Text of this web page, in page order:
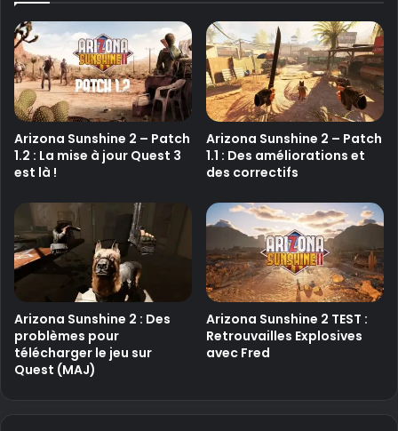
Arizona Sunshine 2 – Patch
1.2 : La mise à jour Quest 3
est là !
Arizona Sunshine 2 – Patch
1.1 : Des améliorations et
des correctifs
Arizona Sunshine 2 : Des
problèmes pour
télécharger le jeu sur
Quest (MAJ)
Arizona Sunshine 2 TEST :
Retrouvailles Explosives
avec Fred